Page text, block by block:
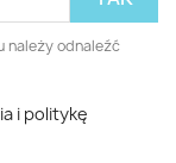
należy odnaleźć
i politykę